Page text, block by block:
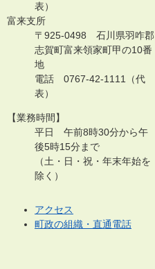
表）
富来支所
〒925-0498 石川県羽咋郡
志賀町富来領家町甲の10番
地
電話 0767-42-1111（代
表）
【業務時間】
平日 午前8時30分から午
後5時15分まで
（土・日・祝・年末年始を
除く）
アクセス
町政の組織・直通電話